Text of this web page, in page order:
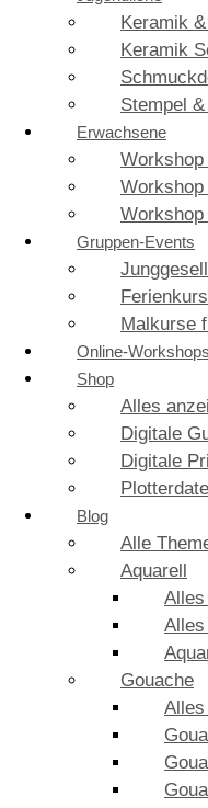
Keramik
Keramik
Stempel
Erwachsene
Workshop
Gruppen-Events
Malkurse
Online-Workshops
Shop
Alles
Digitale
Digitale
Blog
Alle
Aquarell
Alles
Gouache
Alles